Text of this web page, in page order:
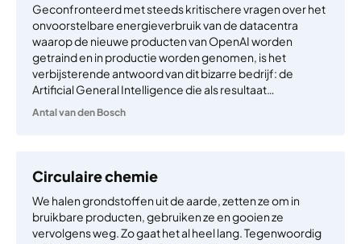
Geconfronteerd met steeds kritischere vragen over het
onvoorstelbare energieverbruik van de datacentra
waarop de nieuwe producten van OpenAI worden
getraind en in productie worden genomen, is het
verbijsterende antwoord van dit bizarre bedrijf: de
Artificial General Intelligence die als resultaat…
Antal van den Bosch
Circulaire chemie
We halen grondstoffen uit de aarde, zetten ze om in
bruikbare producten, gebruiken ze en gooien ze
vervolgens weg. Zo gaat het al heel lang. Tegenwoordig